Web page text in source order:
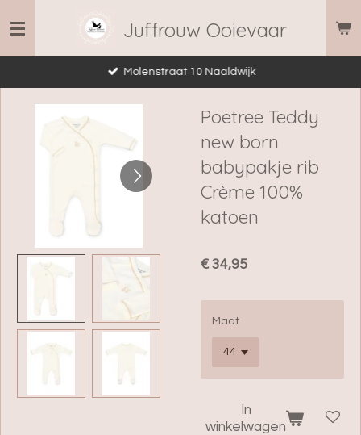
direct
naar
Juffrouw Ooievaar
Molenstraat 10 Naaldwijk
Poetree Teddy
new born
babypakje rib
Crème 100%
katoen
€ 34,95
Maat
In
winkelwagen